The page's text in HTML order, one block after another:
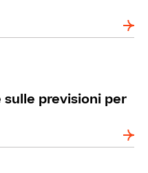
previsioni per